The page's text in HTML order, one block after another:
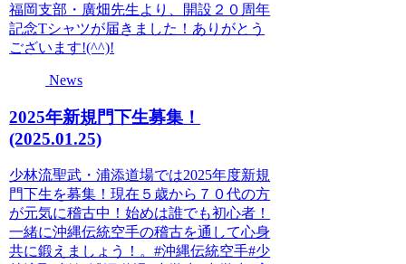
福岡支部・廣畑先生より、開設２０周年
記念Tシャツが届きました！ありがとう
ございます!(^^)!
News
2025年新規門下生募集！
(2025.01.25)
少林流聖武・浦添道場では2025年度新規
門下生を募集！現在５歳から７０代の方
が元気に稽古中！始めは誰でも初心者！
一緒に沖縄伝統空手の稽古を通して心身
共に鍛えましょう！。#沖縄伝統空手#少